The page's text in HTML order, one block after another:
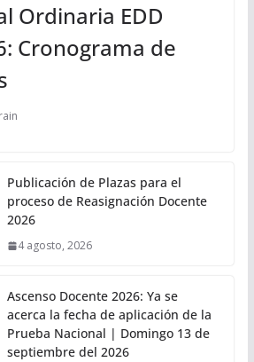
Ordinaria EDD
Cronograma de
Publicación de Plazas para el
proceso de Reasignación Docente
2026
4 agosto, 2026
Ascenso Docente 2026: Ya se
acerca la fecha de aplicación de la
Prueba Nacional | Domingo 13 de
septiembre del 2026